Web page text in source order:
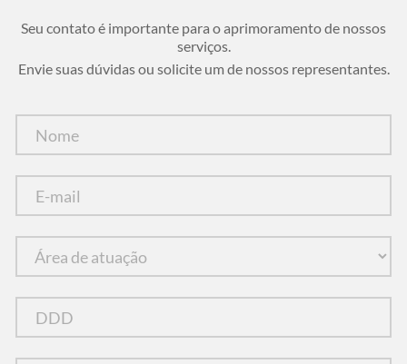
Seu contato é importante para o aprimoramento de nossos
serviços.
Envie suas dúvidas ou solicite um de nossos representantes.